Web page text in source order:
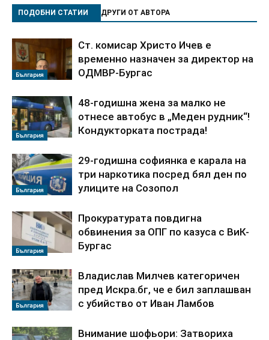
ПОДОБНИ СТАТИИ ДРУГИ ОТ АВТОРА
България
Ст. комисар Христо Ичев е
временно назначен за директор на
ОДМВР-Бургас
България
48-годишна жена за малко не
отнесе автобус в „Меден рудник“!
Кондукторката пострада!
България
29-годишна софиянка е карала на
три наркотика посред бял ден по
улиците на Созопол
България
Прокуратурата повдигна
обвинения за ОПГ по казуса с ВиК-
Бургас
България
Владислав Милчев категоричен
пред Искра.бг, че е бил заплашван
с убийство от Иван Ламбов
Внимание шофьори: Затвориха